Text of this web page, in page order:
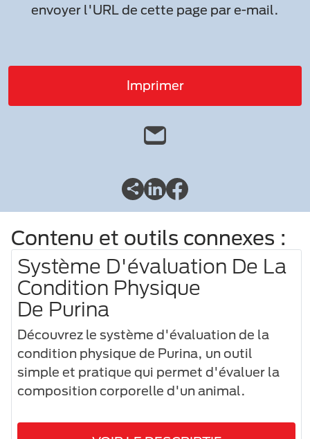
envoyer l'URL de cette page par e-mail.
Imprimer
Contenu et outils connexes :
Système D'évaluation De La
Condition Physique
De Purina
Découvrez le système d'évaluation de la
condition physique de Purina, un outil
simple et pratique qui permet d'évaluer la
composition corporelle d'un animal.